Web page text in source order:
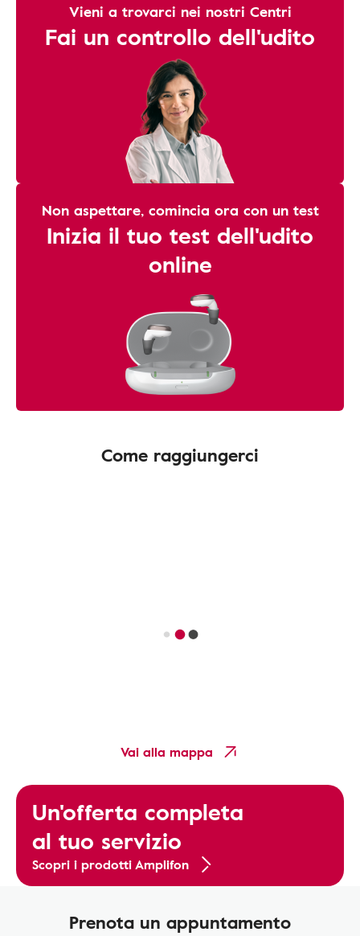
Vieni a trovarci nei nostri Centri
Fai un controllo dell'udito
Non aspettare, comincia ora con un test
Inizia il tuo test dell'udito
online
Come raggiungerci
Vai alla mappa
Un'offerta completa
al tuo servizio
Scopri i prodotti Amplifon
Prenota un appuntamento